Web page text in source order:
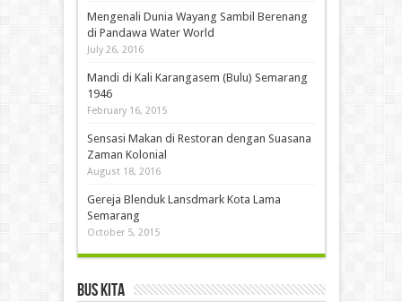
Mengenali Dunia Wayang Sambil Berenang
di Pandawa Water World
July 26, 2016
Mandi di Kali Karangasem (Bulu) Semarang
1946
February 16, 2015
Sensasi Makan di Restoran dengan Suasana
Zaman Kolonial
August 18, 2016
Gereja Blenduk Lansdmark Kota Lama
Semarang
October 5, 2015
Bus Kita